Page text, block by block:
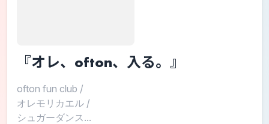
『オレ、ofton、入る。』
ofton fun club /
オレモリカエル /
シュガーダンス...